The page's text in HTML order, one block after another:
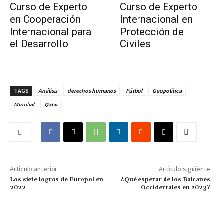
Curso de Experto
en Cooperación
Internacional para
el Desarrollo
Curso de Experto
Internacional en
Protección de
Civiles
TAGS Análisis derechos humanos Fútbol
Geopolítica
Mundial
Qatar
Artículo anterior
Los siete logros de Europol en
2022
Artículo siguiente
¿Qué esperar de los Balcanes
Occidentales en 2023?